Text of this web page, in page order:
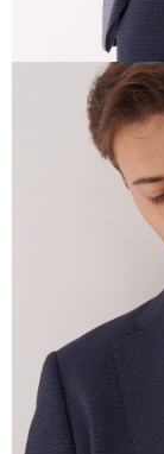
料，請勿選用本服務。